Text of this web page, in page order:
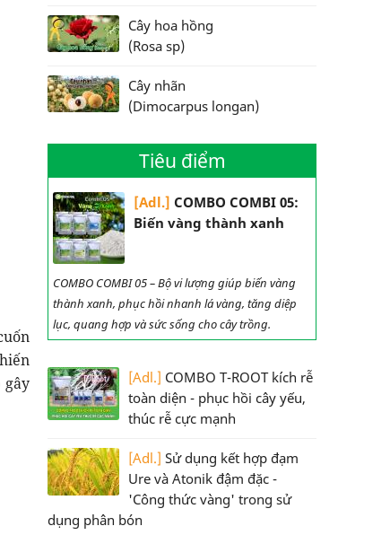
gây
Cây hoa hồng
(Rosa sp)
Cây nhãn
(Dimocarpus longan)
Tiêu điểm
[Adl.] COMBO COMBI 05:
Biến vàng thành xanh
COMBO COMBI 05 – Bộ vi lượng giúp biến vàng
thành xanh, phục hồi nhanh lá vàng, tăng diệp
lục, quang hợp và sức sống cho cây trồng.
[Adl.] COMBO T-ROOT kích rễ
toàn diện - phục hồi cây yếu,
thúc rễ cực mạnh
[Adl.] Sử dụng kết hợp đạm
Ure và Atonik đậm đặc -
'Công thức vàng' trong sử
dụng phân bón